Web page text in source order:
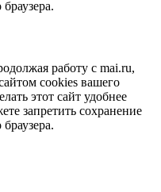
работу с mai.ru,
cookies вашего
этот сайт удобнее
запретить сохранение